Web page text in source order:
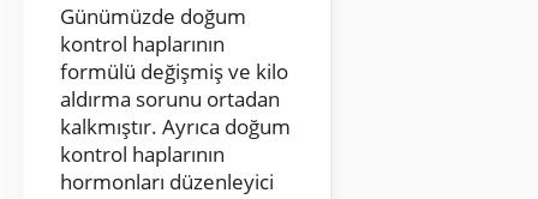
Günümüzde doğum
kontrol haplarının
formülü değişmiş ve kilo
aldırma sorunu ortadan
kalkmıştır. Ayrıca doğum
kontrol haplarının
hormonları düzenleyici